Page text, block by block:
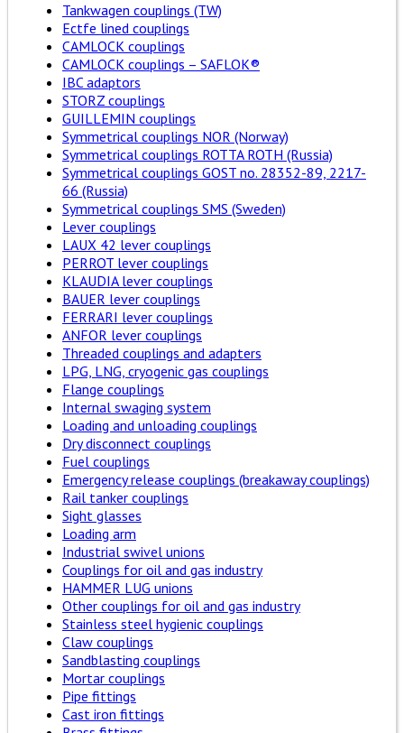
Tankwagen couplings (TW)
Ectfe lined couplings
CAMLOCK couplings
CAMLOCK couplings – SAFLOK®
IBC adaptors
STORZ couplings
GUILLEMIN couplings
Symmetrical couplings NOR (Norway)
Symmetrical couplings ROTTA ROTH (Russia)
Symmetrical couplings GOST no. 28352-89, 2217-
66 (Russia)
Symmetrical couplings SMS (Sweden)
Lever couplings
LAUX 42 lever couplings
PERROT lever couplings
KLAUDIA lever couplings
BAUER lever couplings
FERRARI lever couplings
ANFOR lever couplings
Threaded couplings and adapters
LPG, LNG, cryogenic gas couplings
Flange couplings
Internal swaging system
Loading and unloading couplings
Dry disconnect couplings
Fuel couplings
Emergency release couplings (breakaway couplings)
Rail tanker couplings
Sight glasses
Loading arm
Industrial swivel unions
Couplings for oil and gas industry
HAMMER LUG unions
Other couplings for oil and gas industry
Stainless steel hygienic couplings
Claw couplings
Sandblasting couplings
Mortar couplings
Pipe fittings
Cast iron fittings